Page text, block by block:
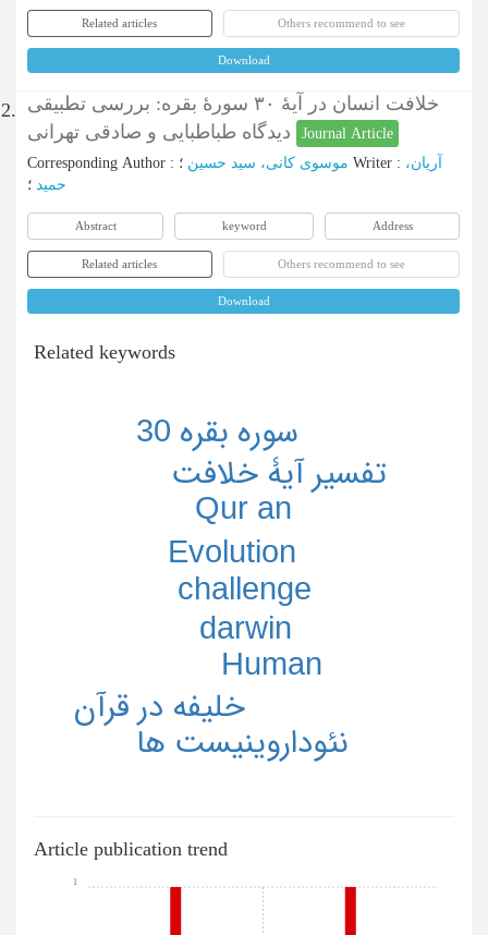
Related articles Others recommend to see
Download
2. خلافت انسان در آیۀ ۳٠ سورۀ بقره: بررسی تطبیقی
Journal Article
Corresponding Author : موسوی کانی، سید حسین Writer : آریان،
حمید ؛
Abstract keyword Address
Related articles Others recommend to see
Download
Related keywords
challenge
darwin
Evolution
Human
Qur an
تفسیر آیۀ خلافت
خلیفه در قرآن
سوره بقره 30
نئوداروینیست ها
Article publication trend
1